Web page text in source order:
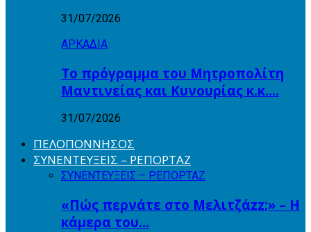
31/07/2026
ΑΡΚΑΔΙΑ
Το πρόγραμμα του Μητροπολίτη
Μαντινείας και Κυνουρίας κ.κ….
31/07/2026
ΠΕΛΟΠΟΝΝΗΣΟΣ
ΣΥΝΕΝΤΕΥΞΕΙΣ – ΡΕΠΟΡΤΑΖ
ΣΥΝΕΝΤΕΥΞΕΙΣ – ΡΕΠΟΡΤΑΖ
«Πώς περνάτε στο Μελιτζάzz;» – Η
κάμερα του…